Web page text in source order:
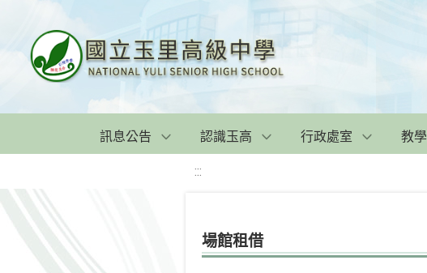
訊息公告 認識玉高 行政處室 教
:::
場館租借